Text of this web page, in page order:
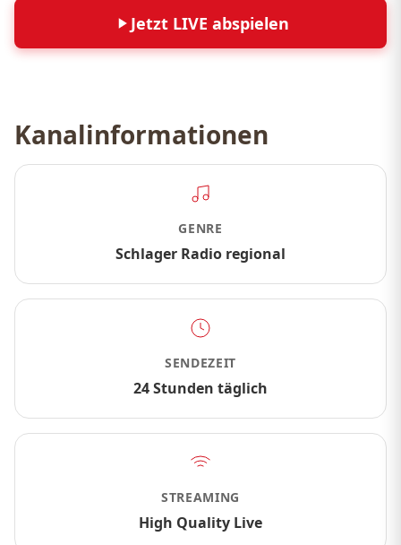
Jetzt LIVE abspielen
Kanalinformationen
GENRE
Schlager Radio regional
SENDEZEIT
24 Stunden täglich
STREAMING
High Quality Live